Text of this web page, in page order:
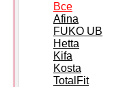
Все
Afina
FUKO UB
Hetta
Kifa
Kosta
TotalFit